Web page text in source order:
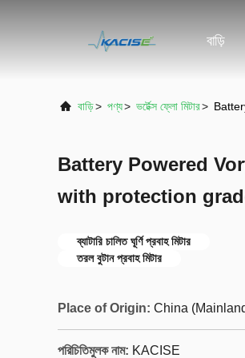
বাড়ি
বাড়ি> পণ্য> ভর্টেক্স ফ্লো মিটার>
Battery Powered
with protection
ব্যাটারি চালিত ঘূর্ণি প্রবাহ মিটার
তরল বুটান প্রবাহ মিটার
Place of Origin: China
পরিচিতিমুলক নাম: KACISE